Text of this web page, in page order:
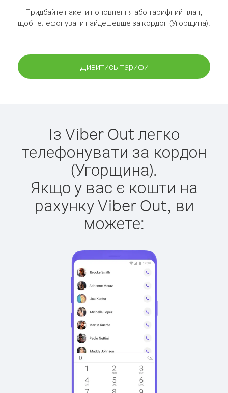
Придбайте пакети поповнення або тарифний план,
щоб телефонувати найдешевше за кордон (Угорщина).
Дивитись тарифи
Із Viber Out легко
телефонувати за кордон
(Угорщина).
Якщо у вас є кошти на
рахунку Viber Out, ви
можете: